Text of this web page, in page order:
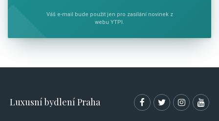
Váš e-mail bude použit jen pro zasílání novinek z
webu YTPI.
Luxusní bydlení Praha